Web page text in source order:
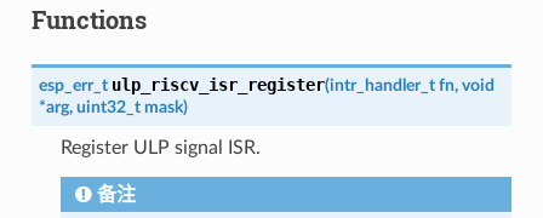
Functions
esp_err_t ulp_riscv_isr_register(intr_handler_t fn, void
*arg, uint32_t mask)
Register ULP signal ISR.
备注